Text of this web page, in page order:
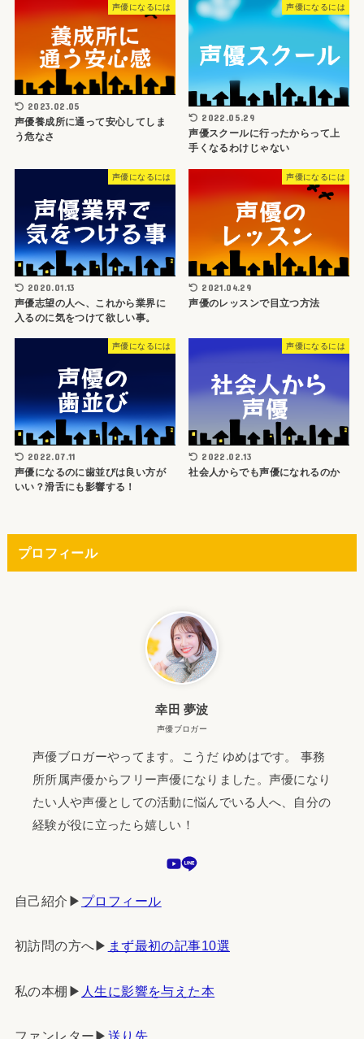
声優になるには
2023.02.05
声優養成所に通って安心してしま
う危なさ
声優になるには
2022.05.29
声優スクールに行ったからって上
手くなるわけじゃない
声優になるには
2020.01.13
声優志望の人へ、これから業界に
入るのに気をつけて欲しい事。
声優になるには
2021.04.29
声優のレッスンで目立つ方法
声優になるには
2022.07.11
声優になるのに歯並びは良い方が
いい？滑舌にも影響する！
声優になるには
2022.02.13
社会人からでも声優になれるのか
プロフィール
幸田 夢波
声優ブロガー
声優ブロガーやってます。こうだ ゆめはです。 事務
所所属声優からフリー声優になりました。声優になり
たい人や声優としての活動に悩んでいる人へ、自分の
経験が役に立ったら嬉しい！
自己紹介▶︎ プロフィール
初訪問の方へ▶︎ まず最初の記事10選
私の本棚▶︎ 人生に影響を与えた本
ファンレター▶︎ 送り先